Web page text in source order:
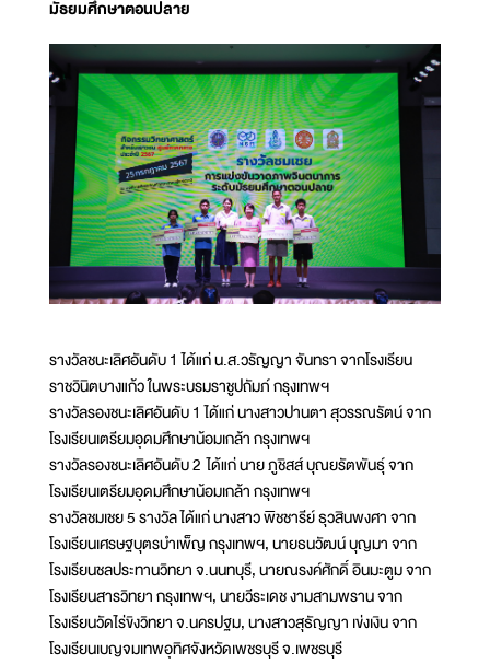
มัธยมศึกษาตอนปลาย
รางวัลชนะเลิศอันดับ 1 ได้แก่ น.ส.วรัญญา จันทรา จากโรงเรียน
ราชวินิตบางแก้ว ในพระบรมราชูปถัมภ์ กรุงเทพฯ
รางวัลรองชนะเลิศอันดับ 1 ได้แก่ นางสาวปานตา สุวรรณรัตน์ จาก
โรงเรียนเตรียมอุดมศึกษาน้อมเกล้า กรุงเทพฯ
รางวัลรองชนะเลิศอันดับ 2 ได้แก่ นาย ภูชิสส์ บุณยรัตพันธุ์ จาก
โรงเรียนเตรียมอุดมศึกษาน้อมเกล้า กรุงเทพฯ
รางวัลชมเชย 5 รางวัล ได้แก่ นางสาว พิชชารีย์ ธุวสินพงศา จาก
โรงเรียนเศรษฐบุตรบำเพ็ญ กรุงเทพฯ, นายธนวัฒน์ บุญมา จาก
โรงเรียนชลประทานวิทยา จ.นนทบุรี, นายณรงค์ศักดิ์ อินมะตูม จาก
โรงเรียนสารวิทยา กรุงเทพฯ, นายวีระเดช งามสามพราน จาก
โรงเรียนวัดไร่ขิงวิทยา จ.นครปฐม, นางสาวสุธัญญา เข่งเงิน จาก
โรงเรียนเบญจมเทพอุทิศจังหวัดเพชรบุรี จ.เพชรบุรี